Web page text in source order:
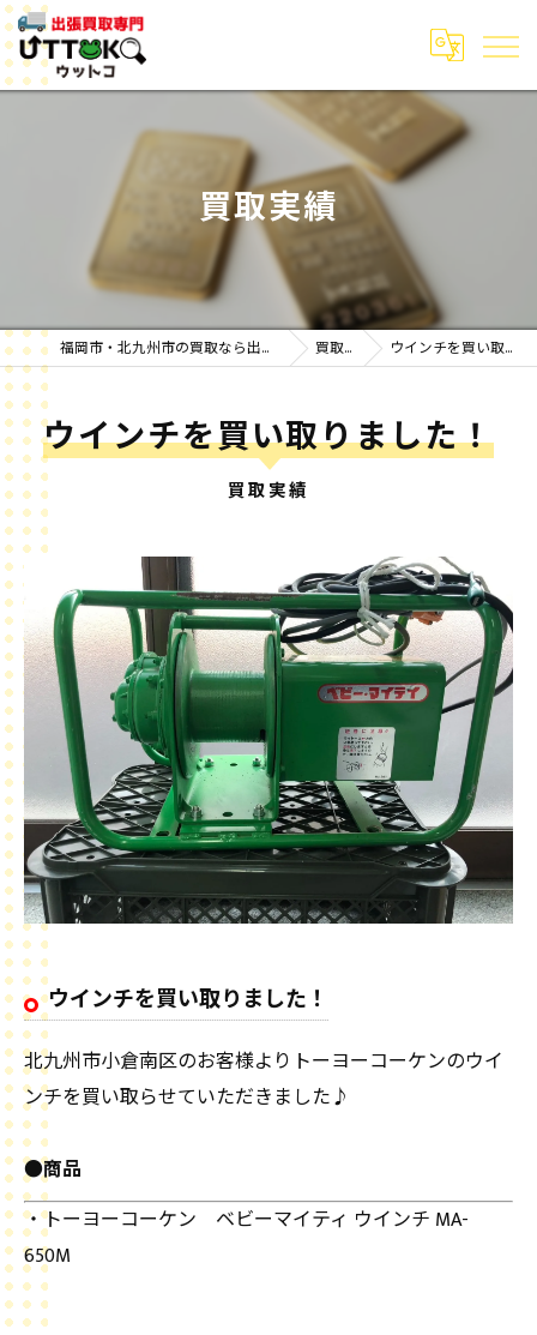
買取実績
福岡市・北九州市の買取なら出張買取専門ウットコ 買取実績 ウインチを買い取りました！
買取実績
ウインチを買い取りました！
ウインチを買い取りました！
北九州市小倉南区のお客様よりトーヨーコーケンのウイ
ンチを買い取らせていただきました♪
●商品
・トーヨーコーケン ベビーマイティ ウインチ MA-
650M